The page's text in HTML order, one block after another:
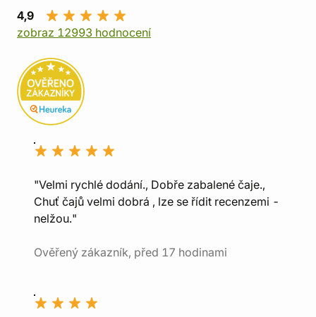
4,9
zobraz 12993 hodnocení
"Velmi rychlé dodání., Dobře zabalené čaje.,
Chuť čajů velmi dobrá , lze se řídit recenzemi -
nelžou."
Ověřený zákazník, před 17 hodinami